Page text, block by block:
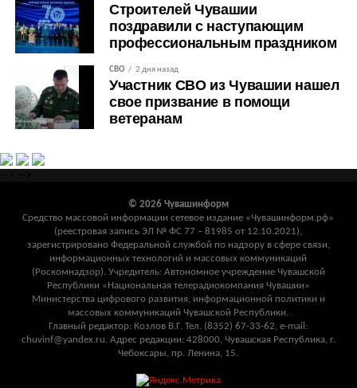
Строителей Чувашии
поздравили с наступающим
профессиональным праздником
СВО 2 дня назад
Участник СВО из Чувашии нашел
свое призвание в помощи
ветеранам
© 2026 Чувашинформ
Средство массовой информации сетевое издание «Чувашинформ.рф»
(реестровая запись ЭЛ № ФС 77 – 81985 от 12.10.2021),
зарегистрировано Федеральной службой по надзору в сфере связи,
информационных технологий и массовых коммуникаций
(Роскомнадзор). Учредитель: Автономное учреждение Чувашской
Республики «Национальная телерадиокомпания Чувашии»
Министерства цифрового развития, информационной политики и
массовых коммуникаций Чувашской Республики.
Главный редактор: Козлов В.Г. Тел. (8352) 67-33-62, e-mail:
chuvinf@yandex.ru. Адрес редакции: 428000, Чувашская Республика, г.
Чебоксары, пр. Ленина, 15.